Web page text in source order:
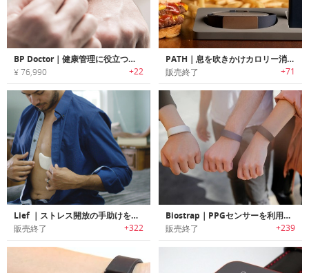
BP Doctor｜健康管理に役立つ血圧モニタースマートウォッチ「BPドクター」
¥ 76,990 +22
PATH｜息を吹きかけカロリー消費量や運動量を測定するヘルスケアバンド「パス」
販売終了 +71
Lief ｜ストレス開放の手助けをするスマートパッチ「リーフ」
販売終了 +322
Biostrap｜PPGセンサーを利用して健康状態を把握可能なクリニカル品質マルチデバイスウェアラブルプラットフォーム 「バイオストラップ」
販売終了 +239